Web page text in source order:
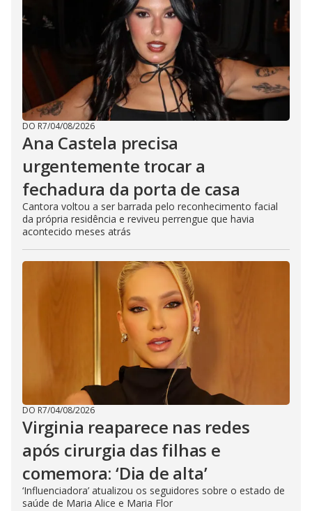
DO R7/04/08/2026
Ana Castela precisa
urgentemente trocar a
fechadura da porta de casa
Cantora voltou a ser barrada pelo reconhecimento facial
da própria residência e reviveu perrengue que havia
acontecido meses atrás
DO R7/04/08/2026
Virginia reaparece nas redes
após cirurgia das filhas e
comemora: ‘Dia de alta’
‘Influenciadora’ atualizou os seguidores sobre o estado de
saúde de Maria Alice e Maria Flor